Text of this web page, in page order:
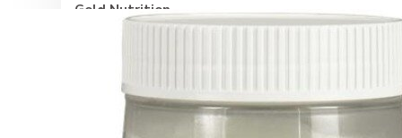
Gold Nutrition
Vitabolic